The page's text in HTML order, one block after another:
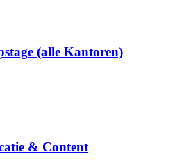
(alle Kantoren)
& Content